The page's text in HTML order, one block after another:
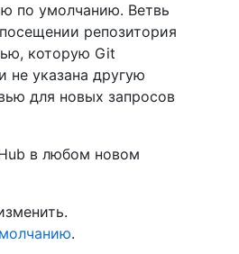
по умолчанию. Ветвь
репозитория
которую Git
не указана другую
для новых запросов
в любом новом
.